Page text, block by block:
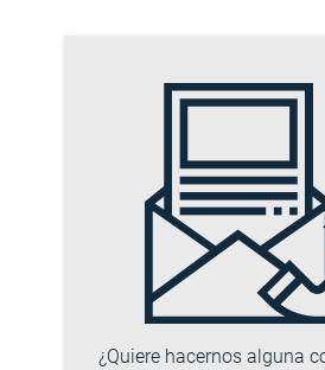
¿Quiere hacernos alguna